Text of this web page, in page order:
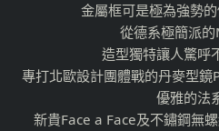
金屬框可是極為強勢
從德系極簡派的
造型獨特讓人驚呼
專打北歐設計團體戰的丹麥型
優雅的法
新貴Face a Face及不鏽鋼無